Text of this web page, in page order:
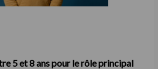
5 et 8 ans pour le rôle principal